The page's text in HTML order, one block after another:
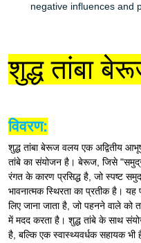
negative influences and
शुद्ध तांबा
विवरण:
शुद्ध तांबा बेरूज वलय एक अद्वितीय
तांबे का संयोजन है। बेरूज, जिसे
रंगत के कारण प्रसिद्ध है, जो स्पष्ट
भावनात्मक स्थिरता का प्रतीक है।
लिए जाना जाता है, जो पहनने वाले
में मदद करता है। शुद्ध तांबे के साथ
है, बल्कि एक स्वास्थ्यवर्धक सहायक भी